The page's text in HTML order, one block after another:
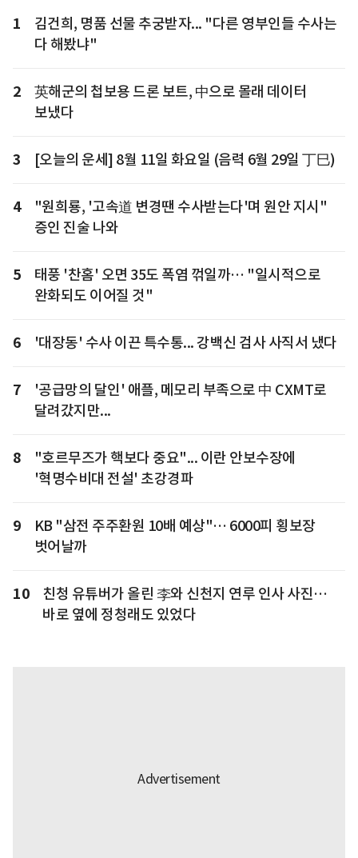
1
김건희, 명품 선물 추궁받자... "다른 영부인들 수사는
다 해봤냐"
2
英해군의 첩보용 드론 보트, 中으로 몰래 데이터
보냈다
3 [오늘의 운세] 8월 11일 화요일 (음력 6월 29일 丁巳)
4
"원희룡, '고속道 변경땐 수사받는다'며 원안 지시"
증인 진술 나와
5
태풍 '찬홈' 오면 35도 폭염 꺾일까… "일시적으로
완화되도 이어질 것"
6 '대장동' 수사 이끈 특수통... 강백신 검사 사직서 냈다
7
'공급망의 달인' 애플, 메모리 부족으로 中 CXMT로
달려갔지만...
8
"호르무즈가 핵보다 중요"... 이란 안보수장에
'혁명수비대 전설' 초강경파
9
KB "삼전 주주환원 10배 예상"… 6000피 횡보장
벗어날까
10
친청 유튜버가 올린 李와 신천지 연루 인사 사진…
바로 옆에 정청래도 있었다